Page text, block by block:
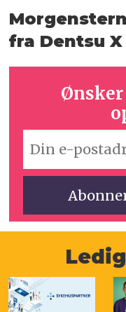
fra Dentsu X
Ønsker